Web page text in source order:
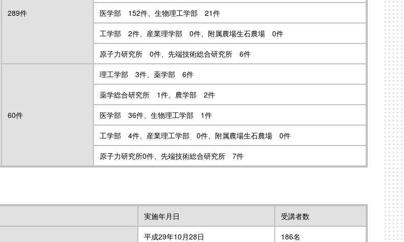
289件
医学部 152件、生物理工学部 21件
工学部 2件、産業理学部 0件、附属農場生石農場 0件
原子力研究所 0件、先端技術総合研究所 6件
60件
理工学部 3件、薬学部 6件
薬学総合研究所 1件、農学部 2件
医学部 36件、生物理工学部 1件
工学部 4件、産業理工学部 0件、附属農場生石農場 0件
原子力研究所0件、先端技術総合研究所 7件
実施年月日
受講者数
平成29年10月28日 186名